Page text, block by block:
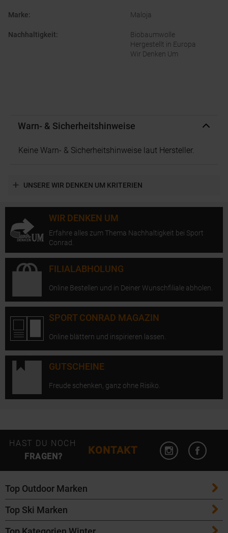
Marke: Maloja
Nachhaltigkeit:
Biobaumwolle
Hergestellt in Europa
Wir Denken Um
Warn- & Sicherheitshinweise
Keine Warn- & Sicherheitshinweise laut Hersteller.
UNSERE WIR DENKEN UM KRITERIEN
WIR DENKEN UM
Erfahre alles zum Thema Nachhaltigkeit bei Sport
Conrad.
FILIALABHOLUNG
Online Bestellen und in Deiner Wunschfiliale abholen.
SPORT CONRAD MAGAZIN
Online blättern und inspirieren lassen.
GUTSCHEINE
Freude schenken, ganz ohne Risiko.
HAST DU NOCH
FRAGEN?
KONTAKT
Instagram
Top Outdoor Marken
Patagonia
Top Ski Marken